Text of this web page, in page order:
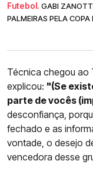
Futebol. GABI
PALMEIRAS PELA COPA
Técnica chegou ao
explicou: "(Se
parte de vocês
desconfiança,
fechado e as
vontade, o desejo
vencedora desse